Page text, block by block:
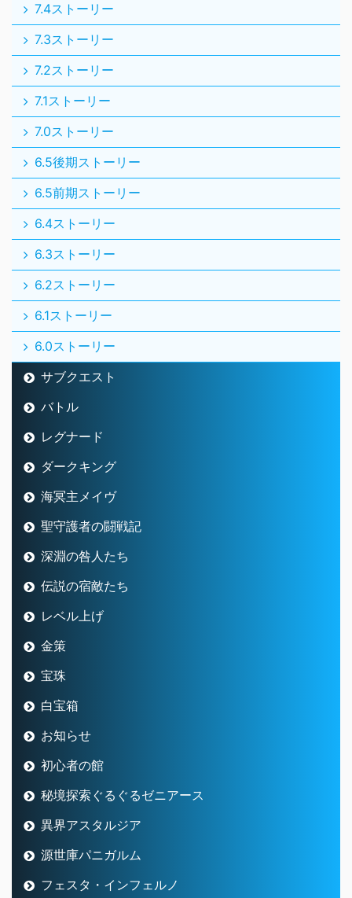
7.4ストーリー
7.3ストーリー
7.2ストーリー
7.1ストーリー
7.0ストーリー
6.5後期ストーリー
6.5前期ストーリー
6.4ストーリー
6.3ストーリー
6.2ストーリー
6.1ストーリー
6.0ストーリー
サブクエスト
バトル
レグナード
ダークキング
海冥主メイヴ
聖守護者の闘戦記
深淵の咎人たち
伝説の宿敵たち
レベル上げ
金策
宝珠
白宝箱
お知らせ
初心者の館
秘境探索ぐるぐるゼニアース
異界アスタルジア
源世庫パニガルム
フェスタ・インフェルノ